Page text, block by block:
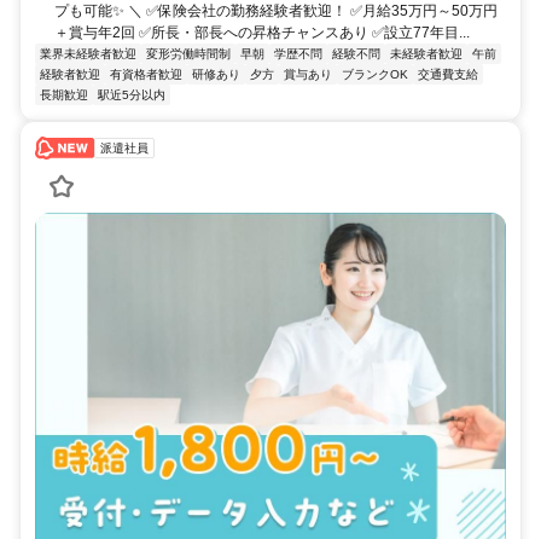
プも可能✨ ＼ ✅保険会社の勤務経験者歓迎！ ✅月給35万円～50万円
＋賞与年2回 ✅所長・部長への昇格チャンスあり ✅設立77年目...
業界未経験者歓迎 変形労働時間制 早朝 学歴不問 経験不問 未経験者歓迎
午前
経験者歓迎
有資格者歓迎 研修あり 夕方 賞与あり ブランクOK
交通費支給
長期歓迎
駅近5分以内
派遣社員